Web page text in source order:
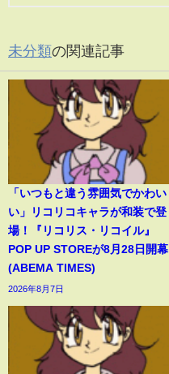
未分類の関連記事
「いつもと違う雰囲気でかわい
い」リコリコキャラが和装で登
場！『リコリス・リコイル』
POP UP STOREが8月28日開幕
(ABEMA TIMES)
2026年8月7日